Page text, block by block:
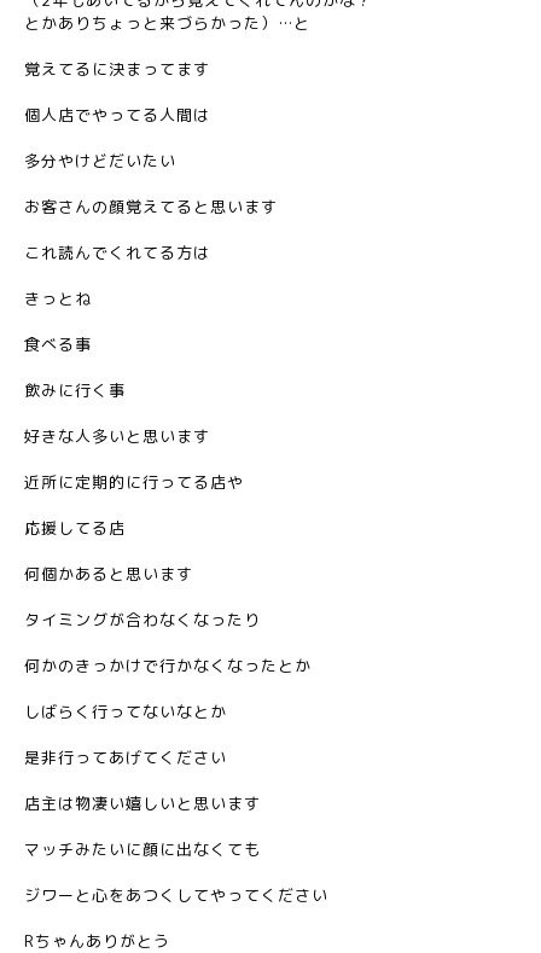
とかありちょっと来づらかった）…と
覚えてるに決まってます
個人店でやってる人間は
多分やけどだいたい
お客さんの顔覚えてると思います
これ読んでくれてる方は
きっとね
食べる事
飲みに行く事
好きな人多いと思います
近所に定期的に行ってる店や
応援してる店
何個かあると思います
タイミングが合わなくなったり
何かのきっかけで行かなくなったとか
しばらく行ってないなとか
是非行ってあげてください
店主は物凄い嬉しいと思います
マッチみたいに顔に出なくても
ジワーと心をあつくしてやってください
Rちゃんありがとう